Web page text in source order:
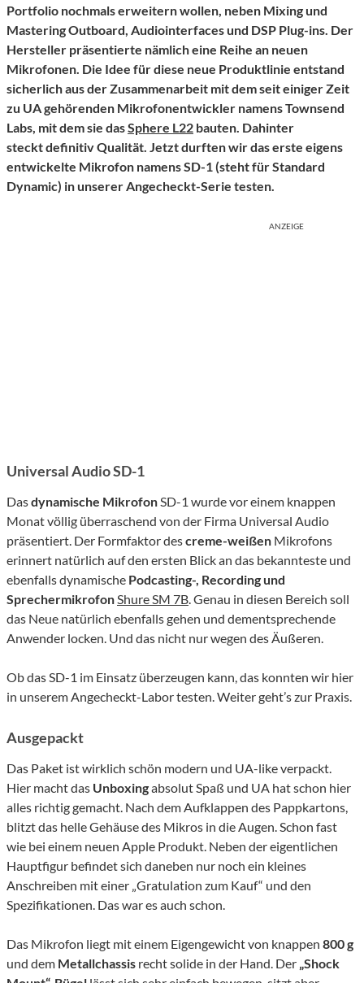
Portfolio nochmals erweitern wollen, neben Mixing und
Mastering Outboard, Audiointerfaces und DSP Plug-ins. Der
Hersteller präsentierte nämlich eine Reihe an neuen
Mikrofonen. Die Idee für diese neue Produktlinie entstand
sicherlich aus der Zusammenarbeit mit dem seit einiger Zeit
zu UA gehörenden Mikrofonentwickler namens Townsend
Labs, mit dem sie dasSphere L22 bauten. Dahinter
steckt definitiv Qualität. Jetzt durften wir das erste eigens
entwickelte Mikrofon namens SD-1 (steht für Standard
Dynamic) in unserer Angecheckt-Serie testen.
ANZEIGE
Universal Audio SD-1
Dasdynamische MikrofonSD-1 wurde vor einem knappen
Monat völlig überraschend von der Firma Universal Audio
präsentiert. Der Formfaktor descreme-weißen Mikrofons
erinnert natürlich auf den ersten Blick an das bekannteste und
ebenfalls dynamische Podcasting-, Recording und
SprechermikrofonShure SM 7B. Genau in diesen Bereich soll
das Neue natürlich ebenfalls gehen und dementsprechende
Anwender locken. Und das nicht nur wegen des Äußeren.
Ob das SD-1 im Einsatz überzeugen kann, das konnten wir hier
in unserem Angecheckt-Labor testen. Weiter geht’s zur Praxis.
Ausgepackt
Das Paket ist wirklich schön modern und UA-like verpackt.
Hier macht das Unboxingabsolut Spaß und UA hat schon hier
alles richtig gemacht. Nach dem Aufklappen des Pappkartons,
blitzt das helle Gehäuse des Mikros in die Augen. Schon fast
wie bei einem neuen Apple Produkt. Neben der eigentlichen
Hauptfigur befindet sich daneben nur noch ein kleines
Anschreiben mit einer „Gratulation zum Kauf“ und den
Spezifikationen. Das war es auch schon.
Das Mikrofon liegt mit einem Eigengewicht von knappen 800 g
und dem Metallchassis recht solide in der Hand. Der „Shock